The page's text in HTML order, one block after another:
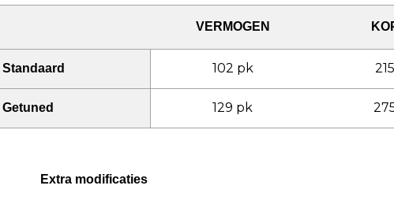
VERMOGEN
Standaard 102 pk
Getuned 129 pk
Extra modificaties